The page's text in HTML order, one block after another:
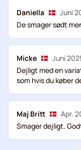
Daniella
Juni
De smager sødt
Micke
Juni
Dejligt med en
som hvis du køber
Maj Britt
Apr.
Smager dejligt.